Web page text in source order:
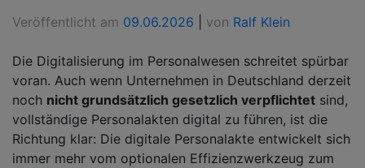
Veröffentlicht am 09.06.2026 von Ralf Klein
Die Digitalisierung im Personalwesen schreitet spürbar
voran. Auch wenn Unternehmen in Deutschland derzeit
noch nicht grundsätzlich gesetzlich verpflichtet sind,
vollständige Personalakten digital zu führen, ist die
Richtung klar: Die digitale Personalakte entwickelt sich
immer mehr vom optionalen Effizienzwerkzeug zum